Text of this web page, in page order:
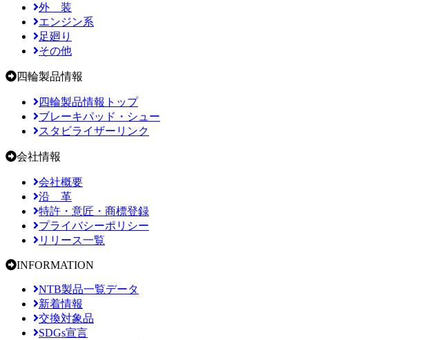
外 装
エンジン系
足廻り
その他
四輪製品情報
四輪製品情報トップ
ブレーキパッド・シュー
スタビライザーリンク
会社情報
会社概要
沿 革
特許・意匠・商標登録
プライバシーポリシー
リリース一覧
INFORMATION
NTB製品一覧データ
新着情報
交換対象品
SDGs宣言